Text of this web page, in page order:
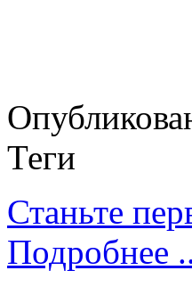
Теги
Станьте
Подробнее